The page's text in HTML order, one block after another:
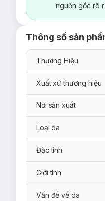
nguồn gốc rõ
Thông số sản
Thương Hiệu
Xuất xứ thương hiệu
Nơi sản xuất
Loại da
Đặc tính
Giới tính
Vấn đề về da